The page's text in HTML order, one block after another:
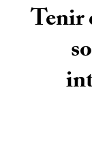
Tenir